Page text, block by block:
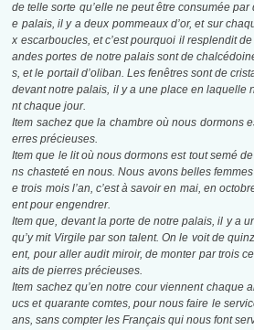
de telle sorte qu’elle ne peut être consumée
e palais, il y a deux pommeaux d’or, et sur
x escarboucles, et c’est pourquoi il resplendit
andes portes de notre palais sont de
s, et le portail d’oliban. Les fenêtres sont de
devant notre palais, il y a une place en laquelle
nt chaque jour.
Item sachez que la chambre où nous dormons
erres précieuses.
Item que le lit où nous dormons est tout semé
ns chasteté en nous. Nous avons belles
e trois mois l’an, c’est à savoir en mai, en
ent pour engendrer.
Item que, devant la porte de notre palais, il y a
qu’y mit Virgile par son talent. On le voit de
ent, pour aller audit miroir, de monter par trois
aits de pierres précieuses.
Item sachez qu’en notre cour viennent chaque
ucs et quarante comtes, pour nous faire le
ans, sans compter les Français qui nous font